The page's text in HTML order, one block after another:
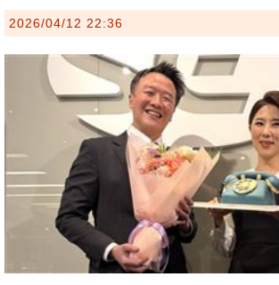
2026/04/12 22:36